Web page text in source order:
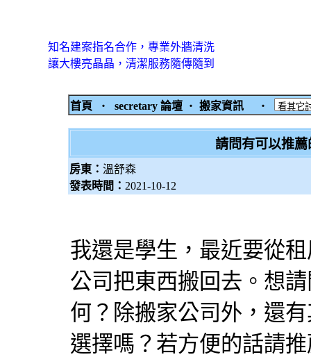
知名建案指名合作，專業外牆清洗
讓大樓亮晶晶，清潔服務隨傳隨到
首頁 ‧ secretary 論壇 ‧ 搬家資訊 ‧
請問有可以推
房東： 溫舒森
發表時間： 2021-10-12
我還是學生，最近要從
公司把東西搬回去。想
何？除搬家公司外，還
選擇嗎？若方便的話請